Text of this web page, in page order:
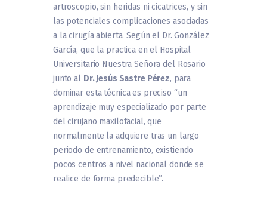
artroscopio, sin heridas ni cicatrices, y sin
las potenciales complicaciones asociadas
a la cirugía abierta. Según el Dr. González
García, que la practica en el Hospital
Universitario Nuestra Señora del Rosario
junto al Dr. Jesús Sastre Pérez, para
dominar esta técnica es preciso “un
aprendizaje muy especializado por parte
del cirujano maxilofacial, que
normalmente la adquiere tras un largo
periodo de entrenamiento, existiendo
pocos centros a nivel nacional donde se
realice de forma predecible”.